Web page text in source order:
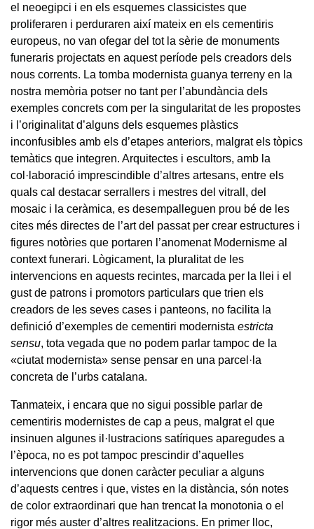
el neoegipci i en els esquemes classicistes que
proliferaren i perduraren així mateix en els cementiris
europeus, no van ofegar del tot la sèrie de monuments
funeraris projectats en aquest període pels creadors dels
nous corrents. La tomba modernista guanya terreny en la
nostra memòria potser no tant per l’abundància dels
exemples concrets com per la singularitat de les propostes
i l’originalitat d’alguns dels esquemes plàstics
inconfusibles amb els d’etapes anteriors, malgrat els tòpics
temàtics que integren. Arquitectes i escultors, amb la
col·laboració imprescindible d’altres artesans, entre els
quals cal destacar serrallers i mestres del vitrall, del
mosaic i la ceràmica, es desempalleguen prou bé de les
cites més directes de l’art del passat per crear estructures i
figures notòries que portaren l’anomenat Modernisme al
context funerari. Lògicament, la pluralitat de les
intervencions en aquests recintes, marcada per la llei i el
gust de patrons i promotors particulars que trien els
creadors de les seves cases i panteons, no facilita la
definició d’exemples de cementiri modernista estricta
sensu, tota vegada que no podem parlar tampoc de la
«ciutat modernista» sense pensar en una parcel·la
concreta de l’urbs catalana.
Tanmateix, i encara que no sigui possible parlar de
cementiris modernistes de cap a peus, malgrat el que
insinuen algunes il·lustracions satíriques aparegudes a
l’època, no es pot tampoc prescindir d’aquelles
intervencions que donen caràcter peculiar a alguns
d’aquests centres i que, vistes en la distància, són notes
de color extraordinari que han trencat la monotonia o el
rigor més auster d’altres realitzacions. En primer lloc,